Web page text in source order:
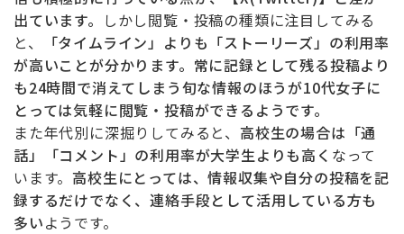
出ています。 しかし閲覧・投稿の種類に注目してみる
と、
「タイムライン」よりも「ストーリーズ」の利用率
が高いことが分かります。常に記録として残る投稿より
も24時間で消えてしまう旬な情報のほうが10代女子に
とっては気軽に閲覧・投稿ができるようです。
また年代別に深掘りしてみると、 高校生の場合は「通
話」「コメント」の利用率が大学生よりも高く なって
います。高校生にとっては、情報収集や自分の投稿を記
録するだけでなく、連絡手段として活用している方も
多いようです。